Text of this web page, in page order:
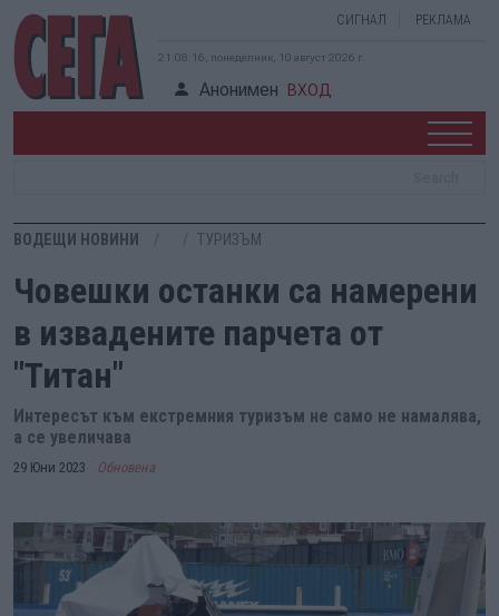
СИГНАЛ РЕКЛАМА
21:08:16, понеделник, 10 август 2026 г.
Анонимен ВХОД
ВОДЕЩИ НОВИНИ ТУРИЗЪМ
Човешки останки са намерени
в извадените парчета от
"Титан"
Интересът към екстремния туризъм не само не намалява,
а се увеличава
29 Юни 2023 Обновена